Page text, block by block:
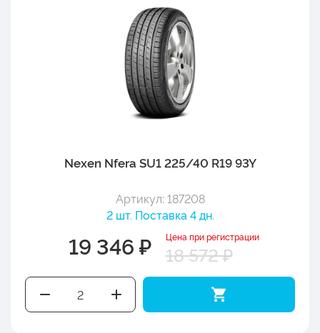
Nexen Nfera SU1 225/40 R19 93Y
Артикул: 187208
2 шт. Поставка 4 дн.
19 346 ₽ Цена при регистрации
18 572 ₽